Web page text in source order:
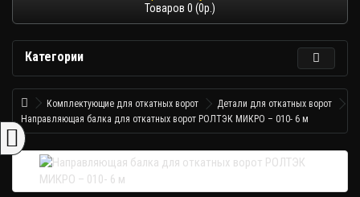
Товаров 0 (0р.)
Категории
Комплектующие для откатных ворот
Детали для откатных ворот
Направляющая балка для откатных ворот РОЛТЭК МИКРО – 010- 6 м